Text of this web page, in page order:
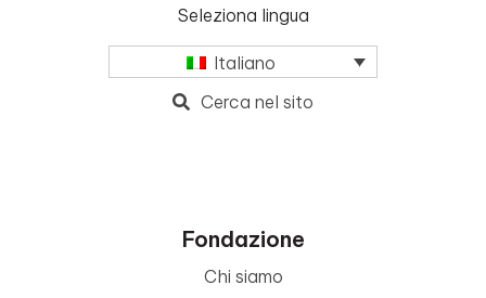
Seleziona lingua
Italiano
Cerca nel sito
Fondazione
Chi siamo